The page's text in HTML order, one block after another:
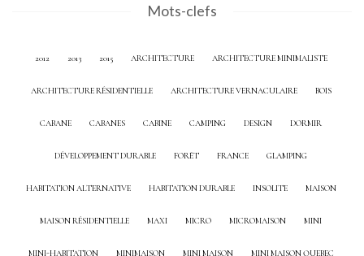
Mots-clefs
2012 2013 2015 ARCHITECTURE ARCHITECTURE MINIMALISTE
ARCHITECTURE RÉSIDENTIELLE ARCHITECTURE VERNACULAIRE BOIS
CABANE CABANES CABINE CAMPING DESIGN DORMIR
DÉVELOPPEMENT DURABLE FORÊT FRANCE GLAMPING
HABITATION ALTERNATIVE HABITATION DURABLE INSOLITE MAISON
MAISON RÉSIDENTIELLE MAXI MICRO MICROMAISON MINI
MINI-HABITATION MINIMAISON MINI MAISON MINI MAISON QUEBEC